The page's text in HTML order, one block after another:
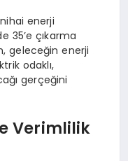
enerji
35’e çıkarma
geleceğin enerji
odaklı,
gerçeğini
Verimlilik